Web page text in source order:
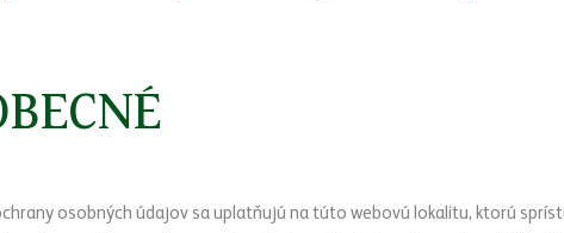
osobných údajov sa uplatňujú na túto webovú lokalitu, ktorú